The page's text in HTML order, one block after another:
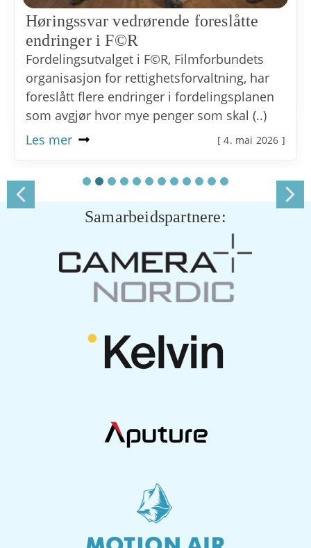
Høringssvar vedrørende foreslåtte
endringer i F©R
Fordelingsutvalget i F©R, Filmforbundets
organisasjon for rettighetsforvaltning, har
foreslått flere endringer i fordelingsplanen
som avgjør hvor mye penger som skal (..)
[ 4. mai 2026 ]
Les mer
Samarbeidspartnere: